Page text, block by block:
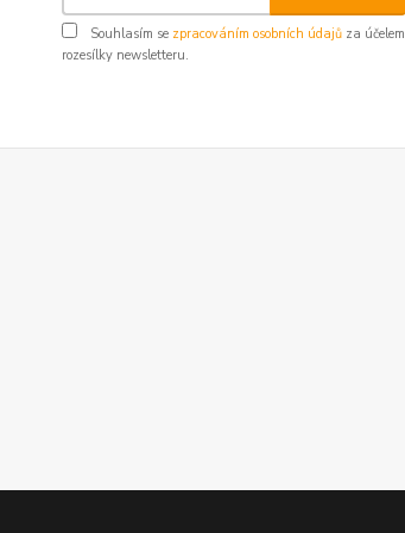
Souhlasím se zpracováním osobních údajů za účelem
rozesílky newsletteru.